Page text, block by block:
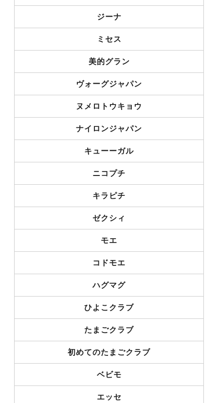
ジーナ
ミセス
美的グラン
ヴォーグジャパン
ヌメロトウキョウ
ナイロンジャパン
キューーガル
ニコプチ
キラピチ
ゼクシィ
モエ
コドモエ
ハグマグ
ひよこクラブ
たまごクラブ
初めてのたまごクラブ
ベビモ
エッセ